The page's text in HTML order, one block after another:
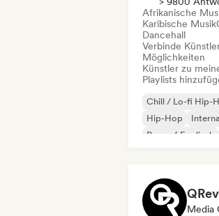
Afrikanische
Karibische Musik
Dancehall
Verbinde
Möglichkeiten
Künstler zu
Playlists
Chill / Lo-fi Hip-
Hip-Hop
Rap auf Englisch
Media